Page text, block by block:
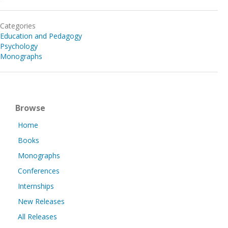
Categories
Education and Pedagogy
Psychology
Monographs
Browse
Home
Books
Monographs
Conferences
Internships
New Releases
All Releases